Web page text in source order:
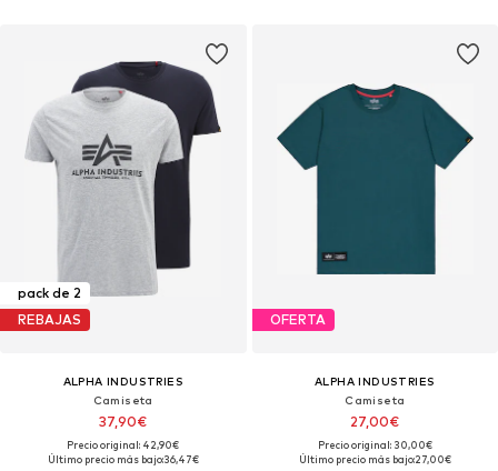
pack de 2
REBAJAS
ALPHA INDUSTRIES
Camiseta
37,90€
Precio original: 42,90€
Último precio más bajo:36,47€
OFERTA
ALPHA INDUSTRIES
Camiseta
27,00€
Precio original: 30,00€
Último precio más bajo:27,00€